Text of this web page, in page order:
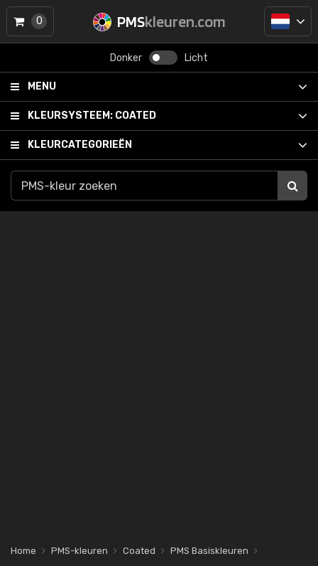
PMSkleuren.com
Donker Licht
MENU
KLEURSYSTEEM: COATED
KLEURCATEGORIEËN
0
Home PMS-kleuren Coated
PMS Basiskleuren